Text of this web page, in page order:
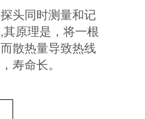
头同时测量和记
原理是，将一根
散热量导致热线
寿命长。